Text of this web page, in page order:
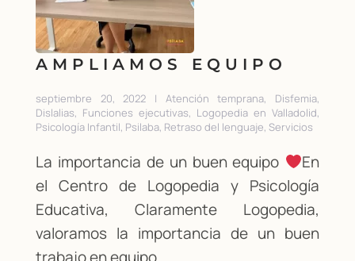
AMPLIAMOS EQUIPO
septiembre 20, 2022 | Atención temprana, Disfemia,
Dislalias, Funciones ejecutivas, Logopedia en Valladolid,
Psicología Infantil, Psilaba, Retraso del lenguaje, Servicios
La importancia de un buen equipo
En
el Centro de Logopedia y Psicología
Educativa, Claramente Logopedia,
valoramos la importancia de un buen